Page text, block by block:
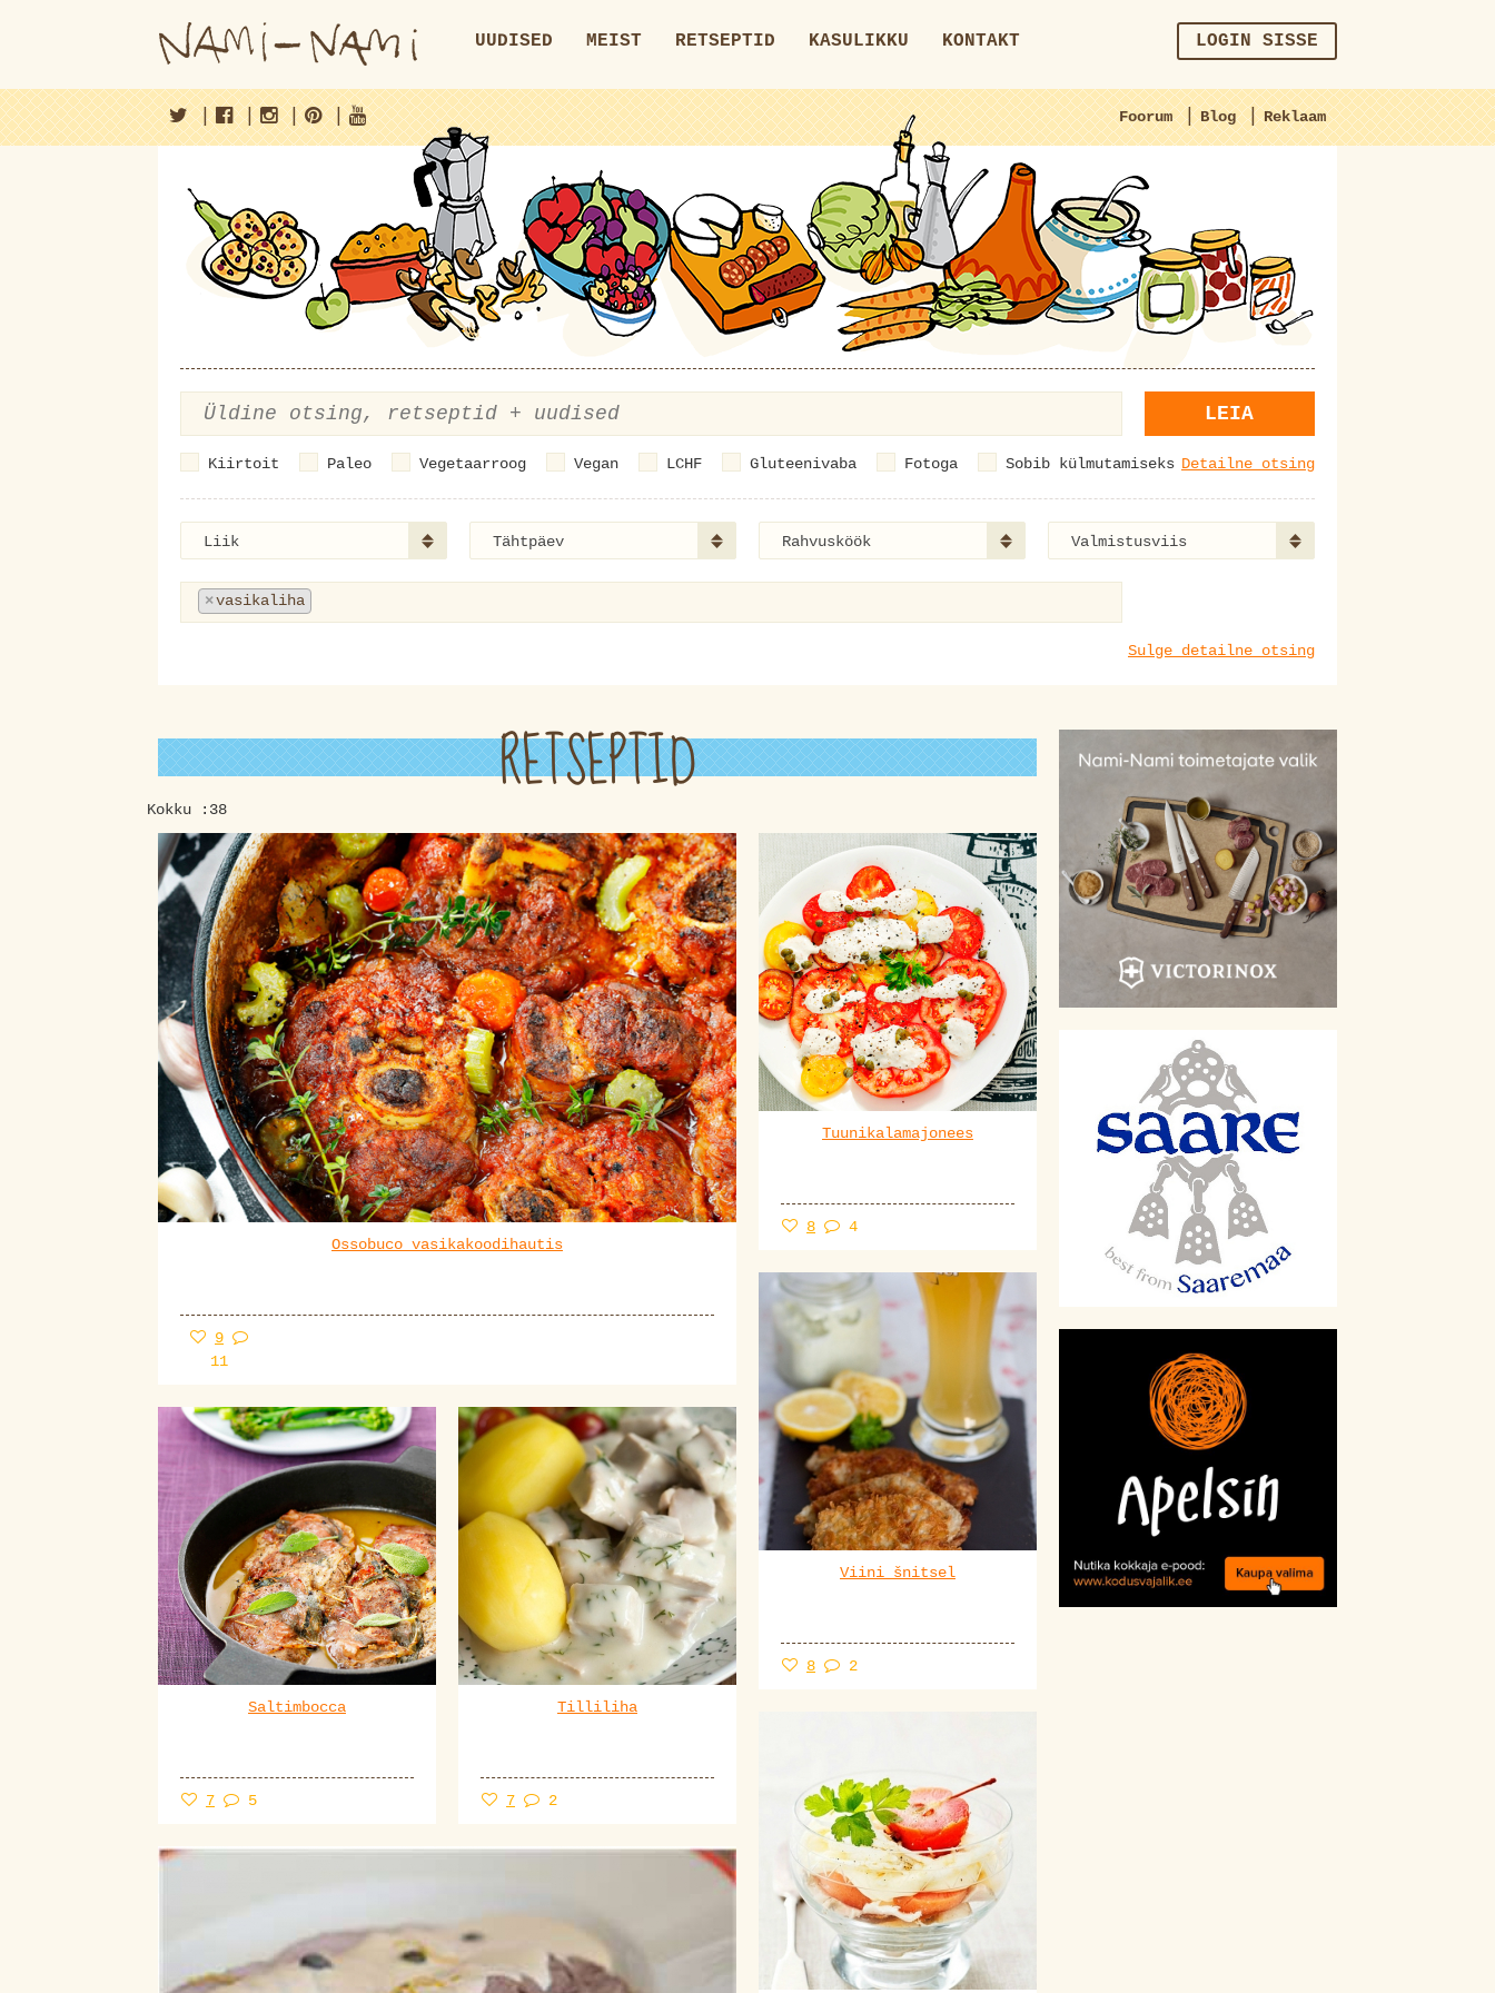
UUDISED MEIST RETSEPTID KASULIKKU KONTAKT LOGIN SISSE
Foorum | Blog | Reklaam
| | | |
LEIA
Kiirtoit Paleo Vegetaarroog Vegan LCHF Gluteenivaba Fotoga Sobib külmutamiseks Detailne otsing
Liik Tähtpäev Rahvusköök Valmistusviis
×vasikaliha
Sulge detailne otsing
RETSEPTID
Kokku :38
Ossobuco vasikakoodihautis
9
11
Tuunikalamajonees
8 4
Viini šnitsel
8 2
Saltimbocca
7 5
Tilliliha
7 2